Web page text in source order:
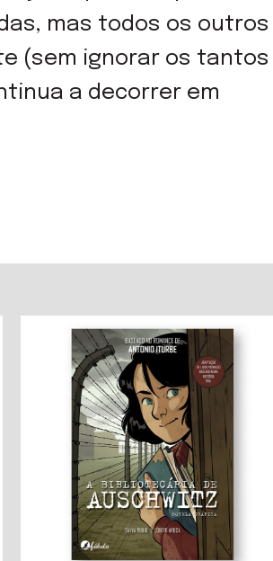
mas todos os outros
(sem ignorar os tantos
a decorrer em